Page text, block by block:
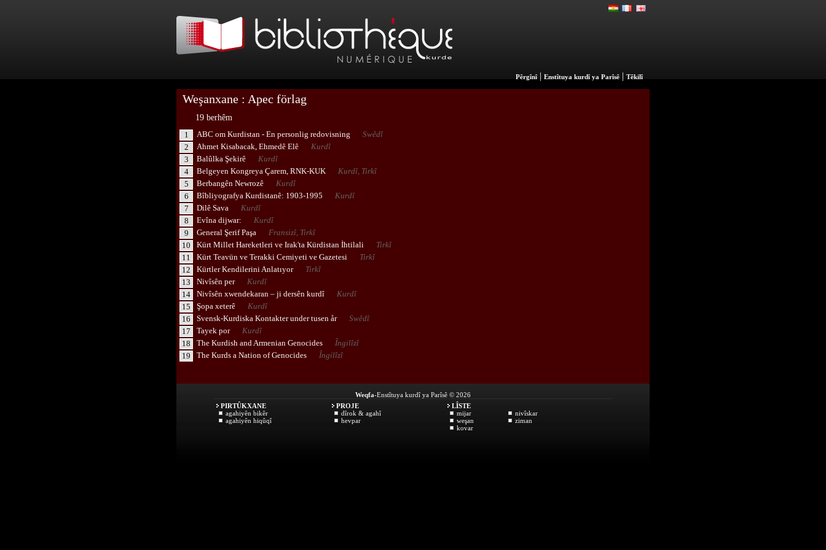
Pêrgînî| Enstîtuya kurdî ya Parîsê | Têkilî
Weşanxane : Apec förlag
19 berhêm
1
ABC om Kurdistan - En personlig redovisning
Swêdî
2
Ahmet Kisabacak, Ehmedê Elê
Kurdî
3
Balûlka Şekirê
Kurdî
4
Belgeyen Kongreya Çarem, RNK-KUK
Kurdî, Tirkî
5
Berbangên Newrozê
Kurdî
6
Bîbliyografya Kurdistanê: 1903-1995
Kurdî
7
Dilê Sava
Kurdî
8
Evîna dijwar:
Kurdî
9
General Şerif Paşa
Fransizî, Tirkî
10
Kürt Millet Hareketleri ve Irak'ta Kürdistan İhtilali
Tirkî
11
Kürt Teavün ve Terakki Cemiyeti ve Gazetesi
Tirkî
12
Kürtler Kendilerini Anlatıyor
Tirkî
13
Nivîsên per
Kurdî
14
Nivîsên xwendekaran – ji dersên kurdî
Kurdî
15
Şopa xeterê
Kurdî
16
Svensk-Kurdiska Kontakter under tusen år
Swêdî
17
Tayek por
Kurdî
18
The Kurdish and Armenian Genocides
Îngilîzî
19
The Kurds a Nation of Genocides Îngilîzî
Weqfa-Enstîtuya kurdî ya Parîsê © 2026
PIRTÛKXANE
agahiyên bikêr
agahiyên hiqûqî
PROJE
dîrok & agahî
hevpar
LÎSTE
mijar
nivîskar
weşan
ziman
kovar